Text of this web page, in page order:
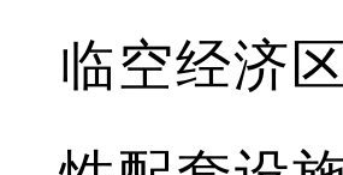
临空经济